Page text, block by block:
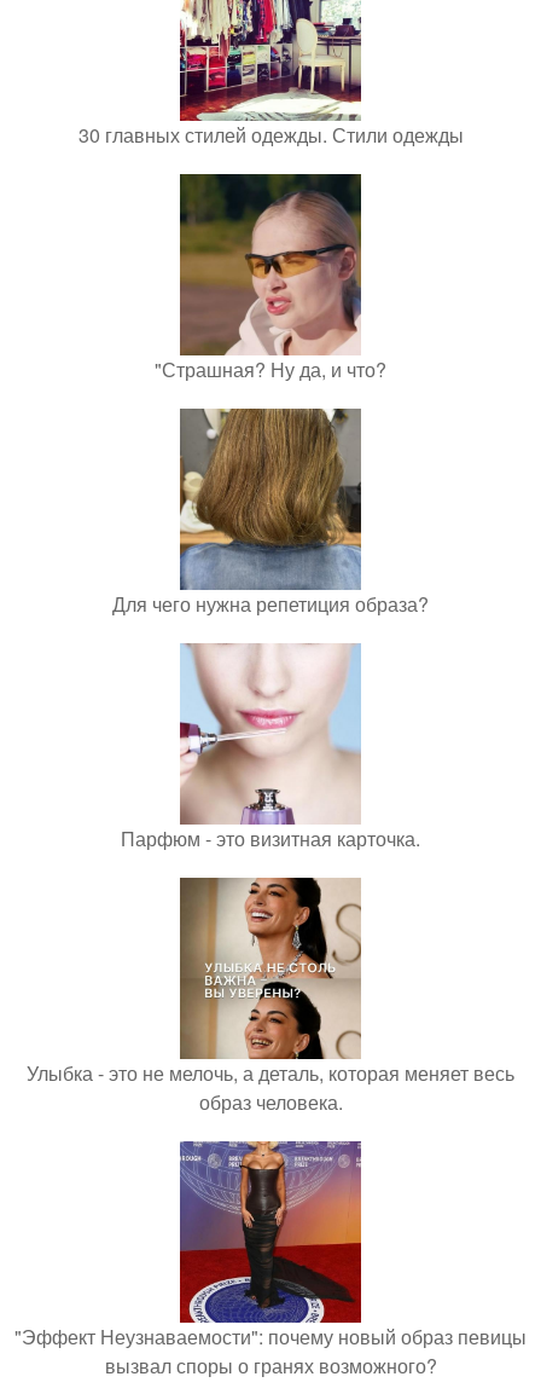
30 главных стилей одежды. Стили одежды
"Страшная? Ну да, и что?
Для чего нужна репетиция образа?
Парфюм - это визитная карточка.
Улыбка - это не мелочь, а деталь, которая меняет весь
образ человека.
"Эффект Неузнаваемости": почему новый образ певицы
вызвал споры о гранях возможного?